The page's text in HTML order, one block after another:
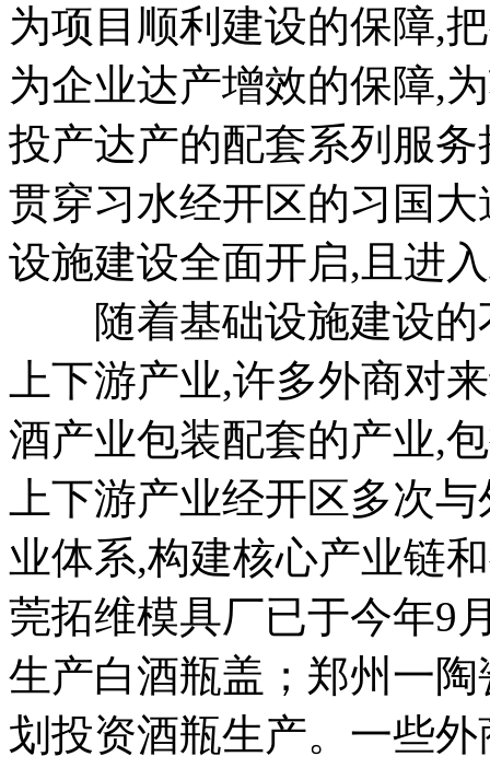
为项目顺利建设的保障,
为企业达产增效的保障,
投产达产的配套系列服
贯穿习水经开区的习国
设施建设全面开启,且进
随着基础设施建设的
上下游产业,许多外商对
酒产业包装配套的产业,
上下游产业经开区多次
业体系,构建核心产业链
莞拓维模具厂已于今年9
生产白酒瓶盖；郑州一
划投资酒瓶生产。一些